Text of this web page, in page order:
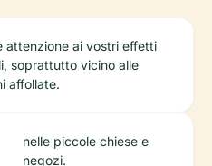
attenzione ai vostri effetti
soprattutto vicino alle
affollate.
nelle piccole chiese e
negozi.